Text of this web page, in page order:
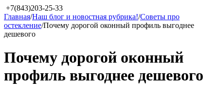
+7(843)203-25-33
Главная/Наш блог и новостная рубрика!/Советы про
остекление/Почему дорогой оконный профиль выгоднее
дешевого
Почему дорогой оконный
профиль выгоднее дешевого